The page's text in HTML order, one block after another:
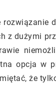
z dużymi
opcja w
że